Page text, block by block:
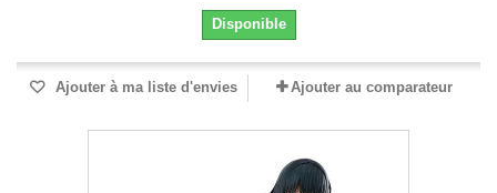
Disponible
Ajouter à ma liste d'envies Ajouter au comparateur